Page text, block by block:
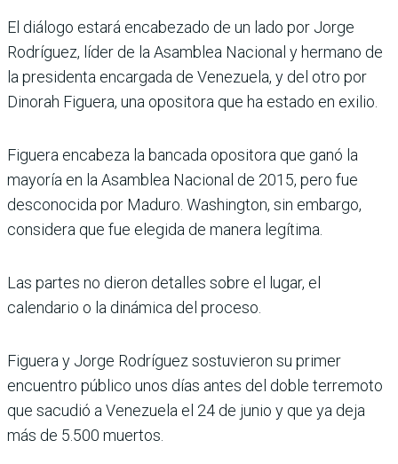
El diálogo estará encabezado de un lado por Jorge
Rodríguez, líder de la Asamblea Nacional y hermano de
la presidenta encargada de Venezuela, y del otro por
Dinorah Figuera, una opositora que ha estado en exilio.
Figuera encabeza la bancada opositora que ganó la
mayoría en la Asamblea Nacional de 2015, pero fue
desconocida por Maduro. Washington, sin embargo,
considera que fue elegida de manera legítima.
Las partes no dieron detalles sobre el lugar, el
calendario o la dinámica del proceso.
Figuera y Jorge Rodríguez sostuvieron su primer
encuentro público unos días antes del doble terremoto
que sacudió a Venezuela el 24 de junio y que ya deja
más de 5.500 muertos.